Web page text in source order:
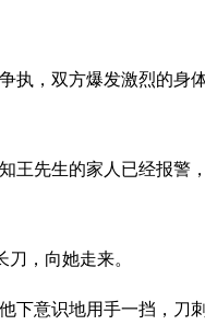
执，双方爆发激烈的身体
王先生的家人已经报警
，向她走来。
下意识地用手一挡，刀